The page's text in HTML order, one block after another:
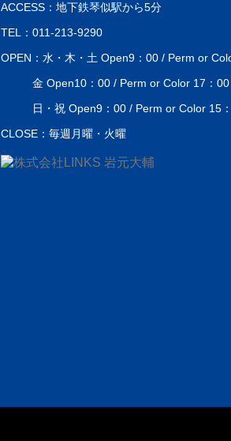
ACCESS：地下鉄琴似駅から5分
TEL：011-213-9290
OPEN：水・木・土 Open9：00 / Perm or
金 Open10：00 / Perm or Color 17：
日・祝 Open9：00 / Perm or Color 15
CLOSE：毎週月曜・火曜